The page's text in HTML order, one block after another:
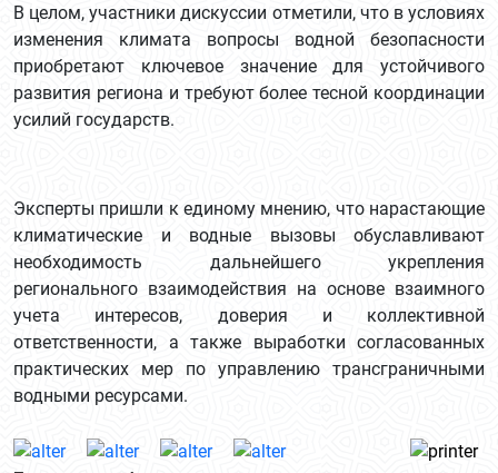
В целом, участники дискуссии отметили, что в условиях
изменения климата вопросы водной безопасности
приобретают ключевое значение для устойчивого
развития региона и требуют более тесной координации
усилий государств.
Эксперты пришли к единому мнению, что нарастающие
климатические и водные вызовы обуславливают
необходимость дальнейшего укрепления
регионального взаимодействия на основе взаимного
учета интересов, доверия и коллективной
ответственности, а также выработки согласованных
практических мер по управлению трансграничными
водными ресурсами.